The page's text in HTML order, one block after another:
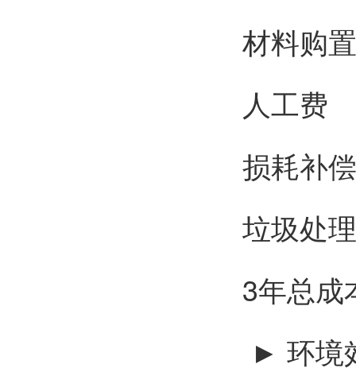
材料
人工
损耗
垃圾
3年总
► 环境